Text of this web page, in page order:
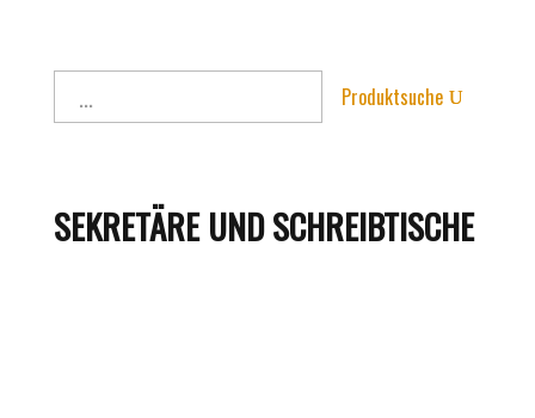
Produktsuche
SEKRETÄRE UND SCHREIBTISCHE